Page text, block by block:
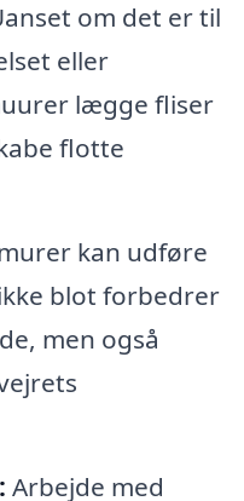
om det er til
eller
lægge fliser
flotte
kan udføre
blot forbedrer
men også
Arbejde med